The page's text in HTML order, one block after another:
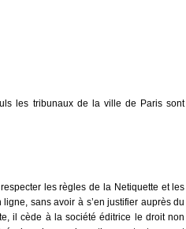
les tribunaux de la ville de Paris sont
les règles de la Netiquette et les
sans avoir à s’en justifier auprès du
il cède à la société éditrice le droit non